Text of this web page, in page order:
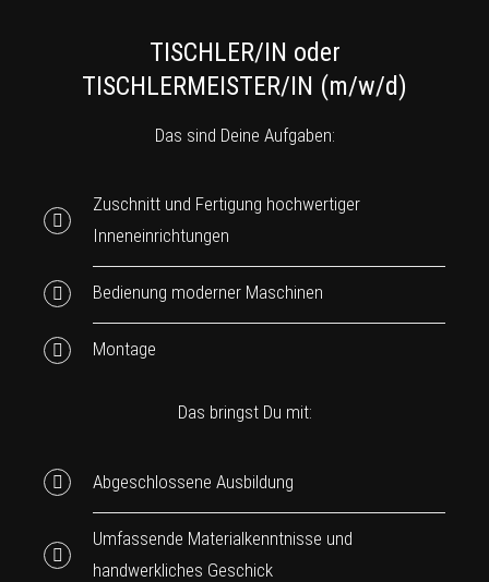
TISCHLER/IN oder
TISCHLERMEISTER/IN (m/w/d)
Das sind Deine Aufgaben:
Zuschnitt und Fertigung hochwertiger
Inneneinrichtungen
Bedienung moderner Maschinen
Montage
Das bringst Du mit:
Abgeschlossene Ausbildung
Umfassende Materialkenntnisse und
handwerkliches Geschick